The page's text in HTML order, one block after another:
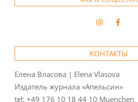
КОНТАКТЫ
Елена Власова | Elena Vlasova
Издатель журнала «Апельсин»
tel: +49 176 10 18 44 10 Muenchen